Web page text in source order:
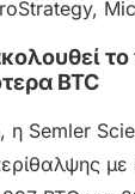
BTC
η Semler